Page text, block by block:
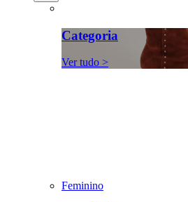
Categoria
Ver tudo >
Feminino